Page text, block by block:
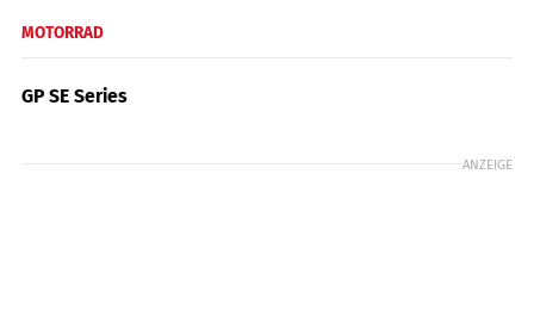
MOTORRAD
GP SE Series
ANZEIGE